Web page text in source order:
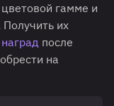
гамме и
их
после
на